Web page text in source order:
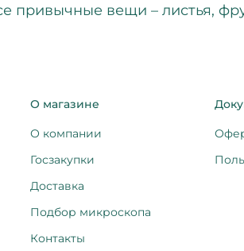
привычные вещи – листья,
О магазине
О компании
Госзакупки
Доставка
Подбор микроскопа
Контакты